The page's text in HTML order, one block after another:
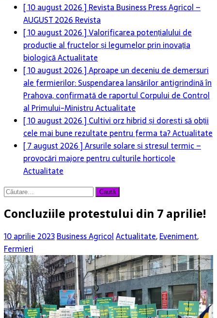
[ 10 august 2026 ] Revista Business Press Agricol –
AUGUST 2026 Revista
[ 10 august 2026 ]Valorificarea potențialului de
producție al fructelor și legumelor prin inovația
biologicăActualitate
[ 10 august 2026 ]Aproape un deceniu de demersuri
ale fermierilor: Suspendarea lansărilor antigrindină în
Prahova, confirmată de raportul Corpului de Control
al Primului-MinistruActualitate
[ 10 august 2026 ] Cultivi orz hibrid și dorești să obții
cele mai bune rezultate pentru ferma ta?Actualitate
[ 7 august 2026 ]Arsurile solare și stresul termic –
provocări majore pentru culturile horticole
Actualitate
Caută
Concluziile protestului din 7 aprilie!
10 aprilie 2023Business AgricolActualitate,Eveniment,
Fermieri